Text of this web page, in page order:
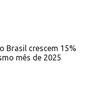
Brasil crescem 15%
mês de 2025